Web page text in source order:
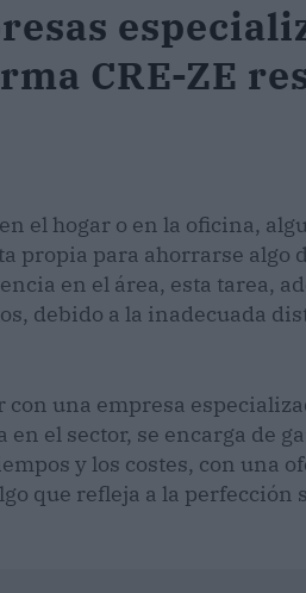
CRE-ZE
el hogar o en la oficina,
propia para ahorrarse algo
en el área, esta tarea,
debido a la inadecuada
con una empresa
el sector, se encarga de
y los costes, con una
que refleja a la perfección